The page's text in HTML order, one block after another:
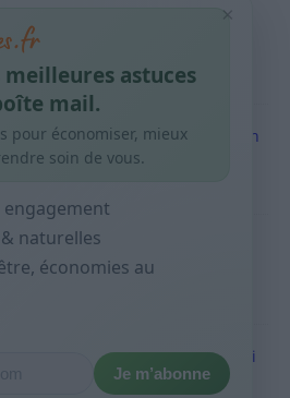
: routine simple +
aident
: comment économiser en
acheter 10 sprays
: méthode rapide pour
salaire dès le jour de paie
par jour est-ce utile et quoi
×
meilleures astuces
mail.
pour économiser, mieux
soin de vous.
engagement
naturelles
économies au
Je m’abonne